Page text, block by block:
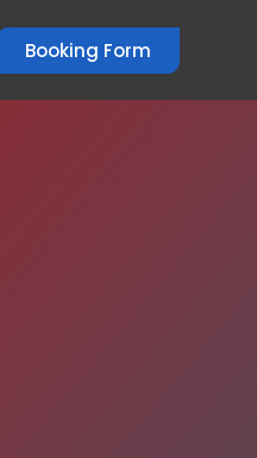
Booking Form